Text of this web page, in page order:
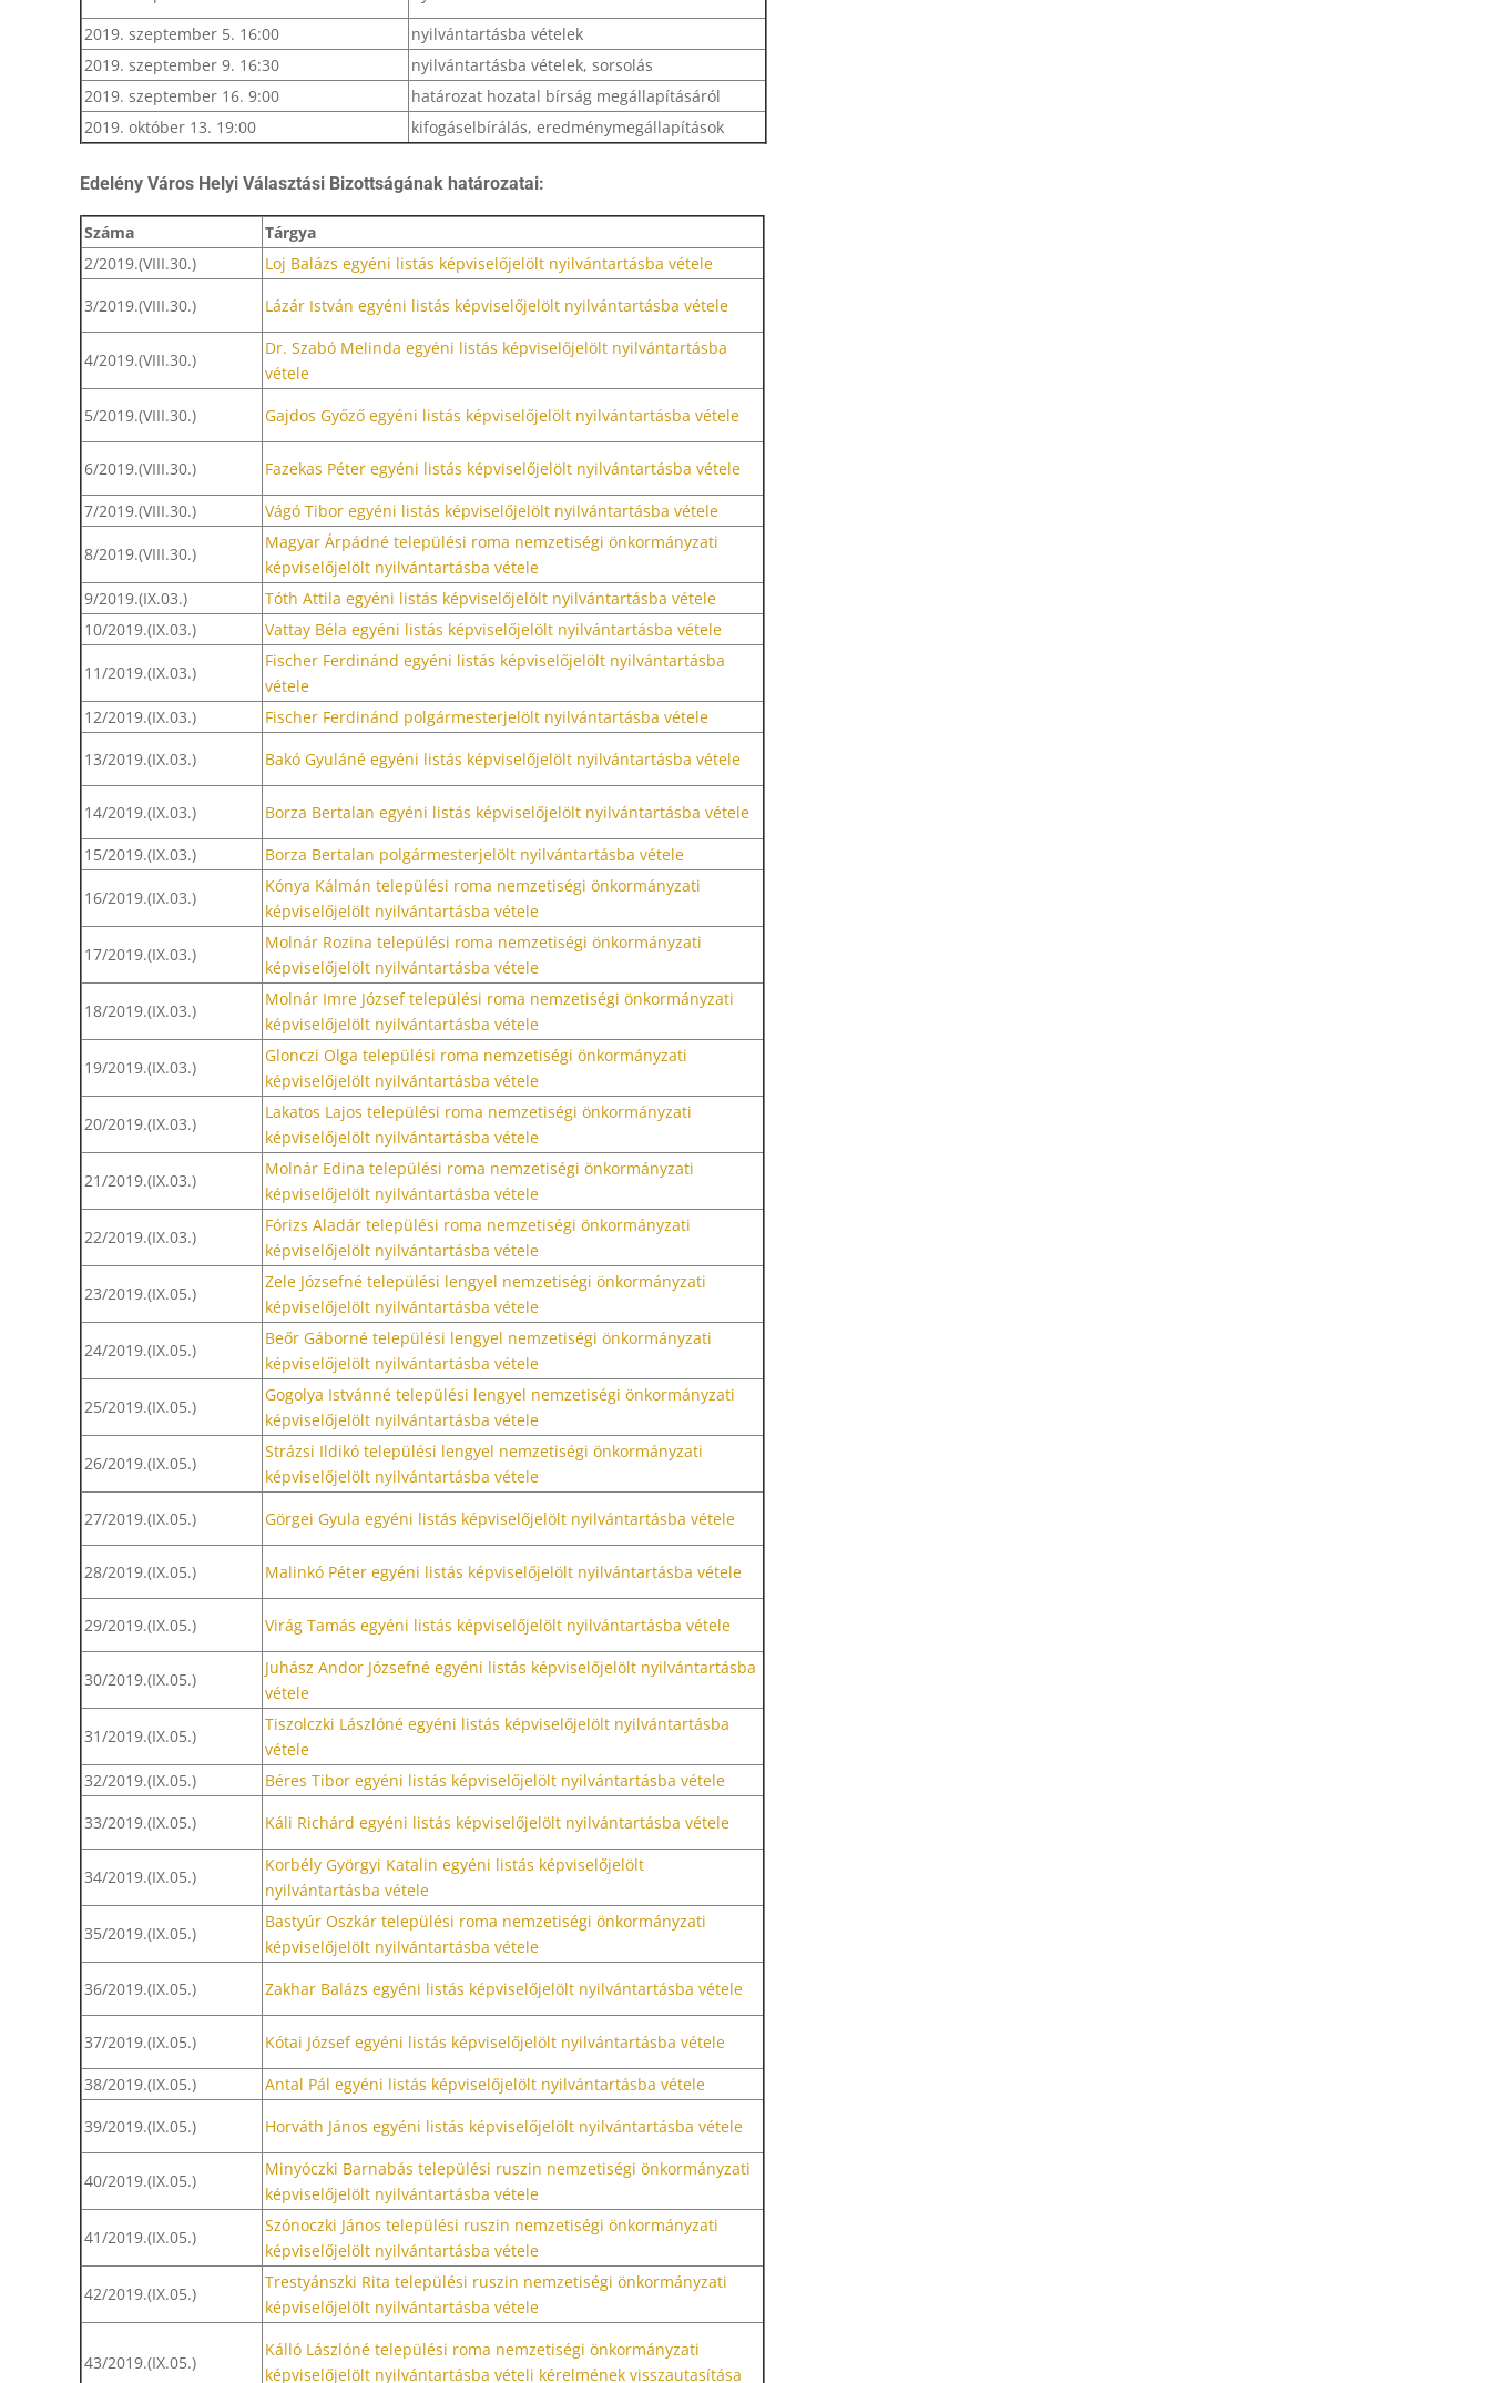
2019. szeptember 5. 16:00
nyilvántartásba vételek
2019. szeptember 9. 16:30
nyilvántartásba vételek, sorsolás
2019. szeptember 16. 9:00
határozat hozatal bírság megállapításáról
2019. október 13. 19:00
kifogáselbírálás, eredménymegállapítások
Edelény Város Helyi Választási Bizottságának határozatai:
Száma
Tárgya
2/2019.(VIII.30.)
Loj Balázs egyéni listás képviselőjelölt nyilvántartásba vétele
3/2019.(VIII.30.)
Lázár István egyéni listás képviselőjelölt nyilvántartásba vétele
4/2019.(VIII.30.)
Dr. Szabó Melinda egyéni listás képviselőjelölt nyilvántartásba
vétele
5/2019.(VIII.30.)
Gajdos Győző egyéni listás képviselőjelölt nyilvántartásba vétele
6/2019.(VIII.30.)
Fazekas Péter egyéni listás képviselőjelölt nyilvántartásba vétele
7/2019.(VIII.30.)
Vágó Tibor egyéni listás képviselőjelölt nyilvántartásba vétele
8/2019.(VIII.30.)
Magyar Árpádné települési roma nemzetiségi önkormányzati
képviselőjelölt nyilvántartásba vétele
9/2019.(IX.03.)
Tóth Attila egyéni listás képviselőjelölt nyilvántartásba vétele
10/2019.(IX.03.)
Vattay Béla egyéni listás képviselőjelölt nyilvántartásba vétele
11/2019.(IX.03.)
Fischer Ferdinánd egyéni listás képviselőjelölt nyilvántartásba
vétele
12/2019.(IX.03.)
Fischer Ferdinánd polgármesterjelölt nyilvántartásba vétele
13/2019.(IX.03.)
Bakó Gyuláné egyéni listás képviselőjelölt nyilvántartásba vétele
14/2019.(IX.03.)
Borza Bertalan egyéni listás képviselőjelölt nyilvántartásba vétele
15/2019.(IX.03.)
Borza Bertalan polgármesterjelölt nyilvántartásba vétele
16/2019.(IX.03.)
Kónya Kálmán települési roma nemzetiségi önkormányzati
képviselőjelölt nyilvántartásba vétele
17/2019.(IX.03.)
Molnár Rozina települési roma nemzetiségi önkormányzati
képviselőjelölt nyilvántartásba vétele
18/2019.(IX.03.)
Molnár Imre József települési roma nemzetiségi önkormányzati
képviselőjelölt nyilvántartásba vétele
19/2019.(IX.03.)
Glonczi Olga települési roma nemzetiségi önkormányzati
képviselőjelölt nyilvántartásba vétele
20/2019.(IX.03.)
Lakatos Lajos települési roma nemzetiségi önkormányzati
képviselőjelölt nyilvántartásba vétele
21/2019.(IX.03.)
Molnár Edina települési roma nemzetiségi önkormányzati
képviselőjelölt nyilvántartásba vétele
22/2019.(IX.03.)
Fórizs Aladár települési roma nemzetiségi önkormányzati
képviselőjelölt nyilvántartásba vétele
23/2019.(IX.05.)
Zele Józsefné települési lengyel nemzetiségi önkormányzati
képviselőjelölt nyilvántartásba vétele
24/2019.(IX.05.)
Beőr Gáborné települési lengyel nemzetiségi önkormányzati
képviselőjelölt nyilvántartásba vétele
25/2019.(IX.05.)
Gogolya Istvánné települési lengyel nemzetiségi önkormányzati
képviselőjelölt nyilvántartásba vétele
26/2019.(IX.05.)
Strázsi Ildikó települési lengyel nemzetiségi önkormányzati
képviselőjelölt nyilvántartásba vétele
27/2019.(IX.05.)
Görgei Gyula egyéni listás képviselőjelölt nyilvántartásba vétele
28/2019.(IX.05.) Malinkó Péter egyéni listás képviselőjelölt nyilvántartásba vétele
29/2019.(IX.05.) Virág Tamás egyéni listás képviselőjelölt nyilvántartásba vétele
30/2019.(IX.05.)
Juhász Andor Józsefné egyéni listás képviselőjelölt nyilvántartásba
vétele
31/2019.(IX.05.)
Tiszolczki Lászlóné egyéni listás képviselőjelölt nyilvántartásba
vétele
32/2019.(IX.05.)
Béres Tibor egyéni listás képviselőjelölt nyilvántartásba vétele
33/2019.(IX.05.)
Káli Richárd egyéni listás képviselőjelölt nyilvántartásba vétele
34/2019.(IX.05.)
Korbély Györgyi Katalin egyéni listás képviselőjelölt
nyilvántartásba vétele
35/2019.(IX.05.)
Bastyúr Oszkár települési roma nemzetiségi önkormányzati
képviselőjelölt nyilvántartásba vétele
36/2019.(IX.05.)
Zakhar Balázs egyéni listás képviselőjelölt nyilvántartásba vétele
37/2019.(IX.05.)
Kótai József egyéni listás képviselőjelölt nyilvántartásba vétele
38/2019.(IX.05.)
Antal Pál egyéni listás képviselőjelölt nyilvántartásba vétele
39/2019.(IX.05.)
Horváth János egyéni listás képviselőjelölt nyilvántartásba vétele
40/2019.(IX.05.)
Minyóczki Barnabás települési ruszin nemzetiségi önkormányzati
képviselőjelölt nyilvántartásba vétele
41/2019.(IX.05.)
Szónoczki János települési ruszin nemzetiségi önkormányzati
képviselőjelölt nyilvántartásba vétele
42/2019.(IX.05.)
Trestyánszki Rita települési ruszin nemzetiségi önkormányzati
képviselőjelölt nyilvántartásba vétele
43/2019.(IX.05.)
Kálló Lászlóné települési roma nemzetiségi önkormányzati
képviselőjelölt nyilvántartásba vételi kérelmének visszautasítása